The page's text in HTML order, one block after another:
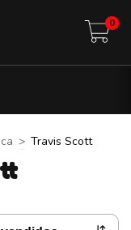
0
> Travis Scott